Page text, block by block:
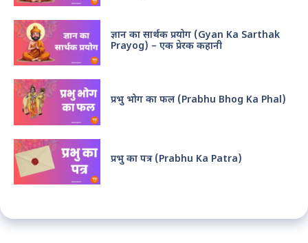
ज्ञान का सार्थक प्रयोग (Gyan Ka Sarthak
Prayog) – एक प्रेरक कहानी
प्रभु भोग का फल (Prabhu Bhog Ka Phal)
प्रभु का पत्र (Prabhu Ka Patra)